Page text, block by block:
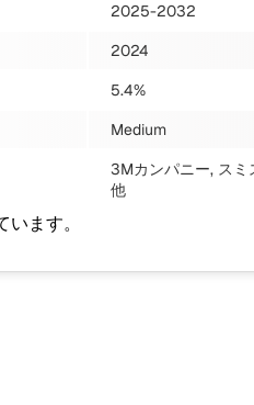
2025-2032
2024
5.4%
Medium
3Mカンパニー, ス
他
ます。